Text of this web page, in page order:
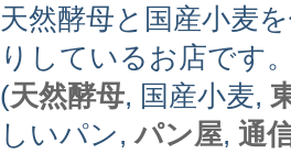
天然酵母と国産小麦
りしているお店です
(天然酵母, 国産小麦,
しいパン,パン屋, 通